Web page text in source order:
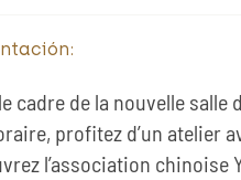
cadre de la nouvelle salle
profitez d’un atelier
l’association chinoise